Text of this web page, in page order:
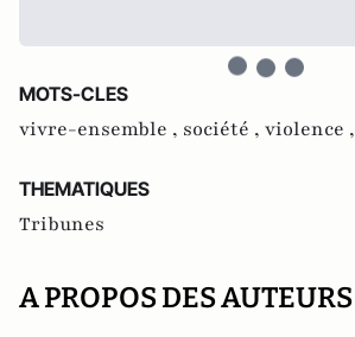
MOTS-CLES
vivre-ensemble , société , violence ,
THEMATIQUES
Tribunes
A PROPOS DES AUTEURS